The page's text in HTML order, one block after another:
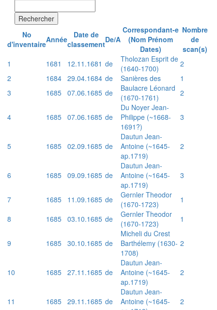
Rechercher
No
d'inventaireAnnée
Date de
classementDe/A
Correspondant-e
(Nom Prénom
Dates)
Nombre
de
scan(s)
1
1681 12.11.1681 de
Tholozan Esprit de
(1640-1700)
2
2
1684 29.04.1684 de Sanières des
1
3
1685 07.06.1685 de
Baulacre Léonard
(1670-1761)
2
4 1685 07.06.1685 de
Du Noyer Jean-
Philippe (~1668-
1691?)
3
5 1685 02.09.1685 de
Dautun Jean-
Antoine (~1645-
ap.1719)
2
6 1685 09.09.1685 de
Dautun Jean-
Antoine (~1645-
ap.1719)
3
7 1685 11.09.1685 de
Gernler Theodor
(1670-1723)
1
8
1685 03.10.1685 de
Gernler Theodor
(1670-1723)
1
9 1685 30.10.1685 de
Micheli du Crest
Barthélemy (1630-
1708)
2
10 1685 27.11.1685 de
Dautun Jean-
Antoine (~1645-
ap.1719)
2
11 1685 29.11.1685 de
Dautun Jean-
Antoine (~1645-
2